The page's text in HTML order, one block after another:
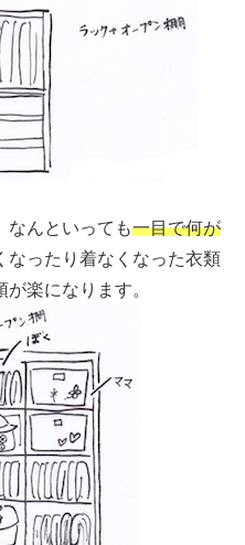
なんといっても一目で何が
なったり着なくなった衣類
楽になります。